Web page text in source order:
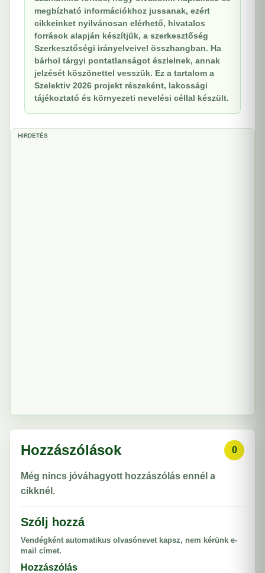
megbízható információkhoz jussanak, ezért
cikkeinket nyilvánosan elérhető, hivatalos
források alapján készítjük, a szerkesztőség
Szerkesztőségi irányelveivel összhangban. Ha
bárhol tárgyi pontatlanságot észlelnek, annak
jelzését köszönettel vesszük. Ez a tartalom a
Szelektiv 2026 projekt részeként, lakossági
tájékoztató és környezeti nevelési céllal készült.
HIRDETÉS
Hozzászólások 0
Még nincs jóváhagyott hozzászólás ennél a
cikknél.
Szólj hozzá
Vendégként automatikus olvasónevet kapsz, nem kérünk e-
mail címet.
Hozzászólás